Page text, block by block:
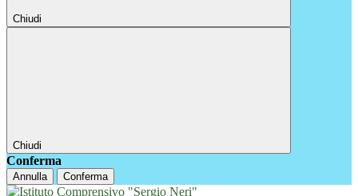
Chiudi
Chiudi
Conferma
Annulla Conferma